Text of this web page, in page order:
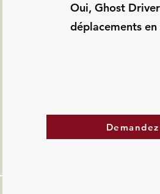
Oui, Ghost
déplacements en